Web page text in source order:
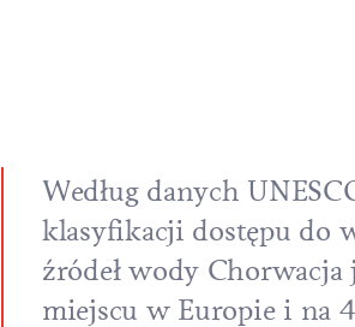
Według danych
klasyfikacji dostępu do
źródeł wody
miejscu w Europie i na